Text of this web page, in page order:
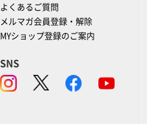
よくあるご質問
メルマガ会員登録・解除
MYショップ登録のご案内
SNS